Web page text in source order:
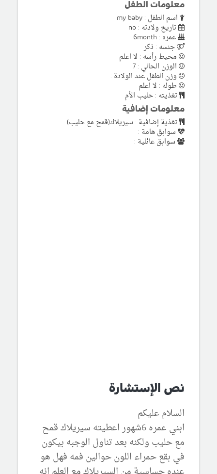
معلومات الطفل
اسم الطفل : my baby
تاريخ ولادته : no
عمره : 6month
جنسه : ذكر
محيط رأسه : لا اعلم
الوزن الحالي : 7
وزن الطفل عند الولادة :
طوله : لا اعلم
تغذيته : حليب الأم
معلومات إضافية
تغذية إضافية : سيريلاك(قمح مع حليب)
سوابق هامة :
سوابق عائلية :
نص الإستشارة
السلام عليكم
ابني عمره 6شهور اعطيته سيريلاك قمح
مع حليب ولكنه بعد تناول الوجبه بيكون
في بقع حمراء اللون حوالين فمه فهل هو